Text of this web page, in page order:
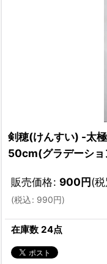
剣穂(けんすい) -太
50cm(グラデーシ
販売価格: 900円(
(税込: 990円)
在庫数 24点